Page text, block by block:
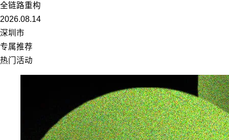
全链路重构
2026.08.14
深圳市
专属推荐
热门活动